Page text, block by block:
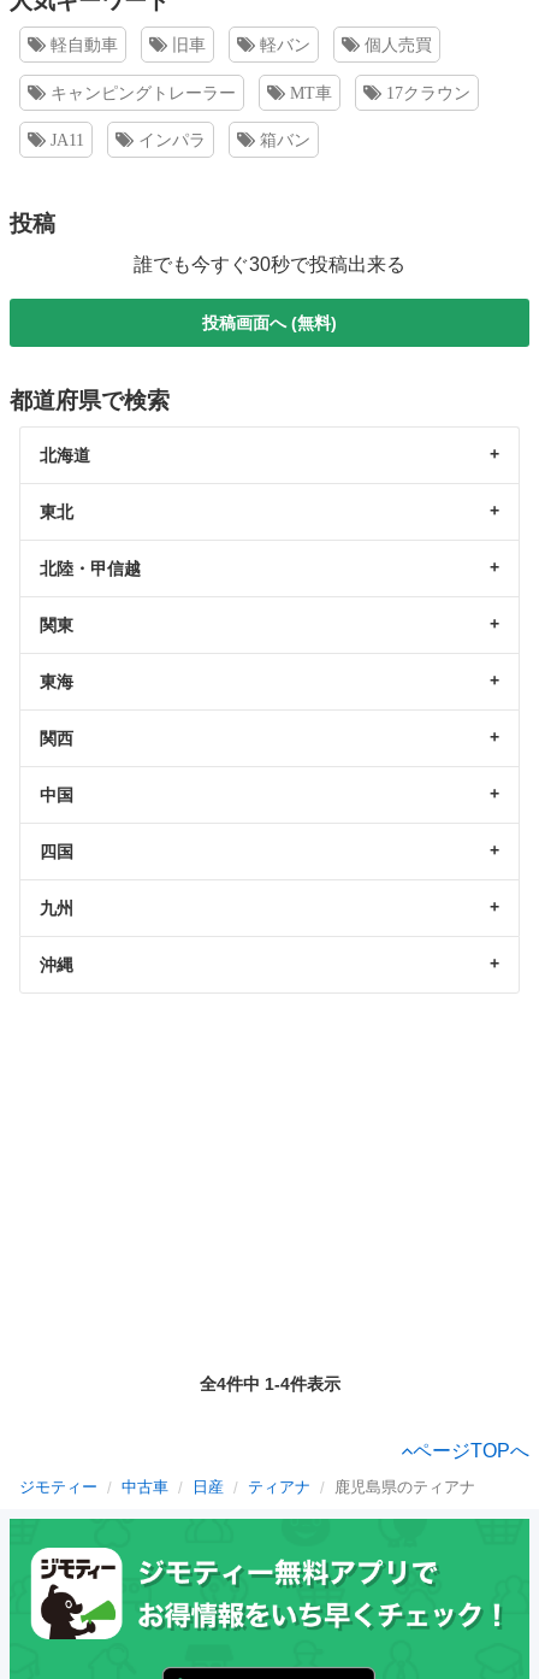
軽自動車 旧車 軽バン 個人売買
キャンピングトレーラー MT車 17クラウン
JA11 インパラ 箱バン
投稿
誰でも今すぐ30秒で投稿出来る
投稿画面へ (無料)
都道府県で検索
北海道
東北
北陸・甲信越
関東
東海
関西
中国
四国
九州
沖縄
全4件中 1-4件表示
ページTOPへ
ジモティー 中古車 日産 ティアナ 鹿児島県のティアナ